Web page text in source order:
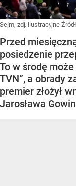
Sejm, zdj. ilustracyjne
Przed
posiedzenie
To w środę
TVN”, a obrady
premier złożył
Jarosława